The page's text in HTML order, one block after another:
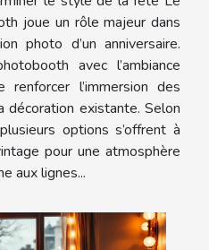
joue un rôle majeur dans
photo d’un anniversaire.
avec l’ambiance
renforcer l’immersion des
existante. Selon
options s’offrent à
pour une atmosphère
aux lignes...